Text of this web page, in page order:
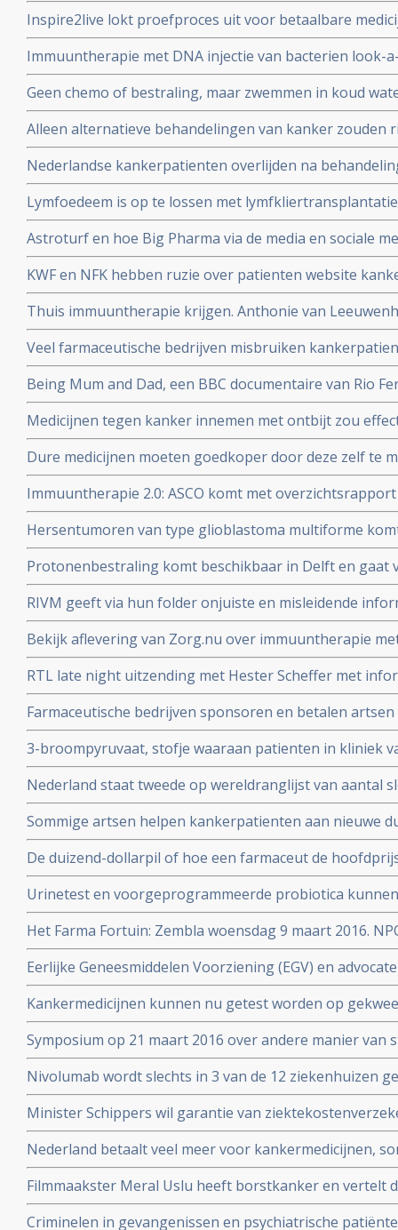
realiseren zich onvoldoende wat de verschillende
zijn
Inspire2live lokt proefproces uit voor betaalbare
patentrecht: wat gaat voor?
Immuuntherapie met DNA injectie van bacterien look-
melanomen geeft uitstekende resultaten in
activering van immuunsysteem
Geen chemo of bestraling, maar zwemmen in koud
kiezen voor niet toxische aanpak, door NRC
Alleen alternatieve behandelingen van kanker zouden
hoger maken dan reguliere behandelingen.
Nederlandse kankerpatienten overlijden na
Ross in Bracht Duitsland.
Lymfoedeem is op te lossen met
borstkankerpatient Mirjam Bosgraaf in de Volkskrant
Astroturf en hoe Big Pharma via de media en sociale
misleidt en manipuleert. Zie de TEDtalk van Sheryll
KWF en NFK hebben ruzie over patienten website
dupe te worden van machtstrijd aldus de Volkskrant
Thuis immuuntherapie krijgen. Anthonie van
met immuuntherapie voor longkankerpatienten
Veel farmaceutische bedrijven misbruiken
wetenschappelijk onderzoek, aldus kritisch rapport van
Being Mum and Dad, een BBC documentaire van Rio
Manchester United die zijn vrouw Rebecca verloor aan
Medicijnen tegen kanker innemen met ontbijt zou
dosering zou miljoenen kunnen besparen
Dure medicijnen moeten goedkoper door deze zelf te
Jan Schellens in de DWDD van 8 februari 2017
Immuuntherapie 2.0: ASCO komt met
ontwikkelingen bij kanker van afgelopen jaar en
Hersentumoren van type glioblastoma multiforme
voor terwijl laaggradige vormen van hersentumoren
mobiele telefoons?
Protonenbestraling komt beschikbaar in Delft en gaat
vergoed worden
RIVM geeft via hun folder onjuiste en misleidende
darmkankeronderzoek onder de Nederlandse
Bekijk aflevering van Zorg.nu over immuuntherapie
Schumacher d.d. 1 novermber 2016
RTL late night uitzending met Hester Scheffer met
irreversible electroporation
Farmaceutische bedrijven sponsoren en betalen
jaren. Onafhankelijkheid van artsen en
3-broompyruvaat, stofje waaraan patienten in kliniek
soms ook genezende behandeling voor uitgezaaide
Nederland staat tweede op wereldranglijst van aantal
Alcohol, roken, reflux - maagzuur en obesitas zijn
slokdarmkanker
Sommige artsen helpen kankerpatienten aan nieuwe
met een farmaceutisch bedrijf
De duizend-dollarpil of hoe een farmaceut de
genezend medicijn voor hepatitis-C
Urinetest en voorgeprogrammeerde probiotica
stadium opsporen volgens prof. dr. Sangeeta Bhatia
Het Farma Fortuin: Zembla woensdag 9 maart 2016.
medicijnen zo duur zijn en wie er allemaal aan
Eerlijke Geneesmiddelen Voorziening (EGV) en
zeer dubieuze rol door belangenverstrengeling in
dure medicijnen
Kankermedicijnen kunnen nu getest worden op
welke het beste aanslaat. Zie Hans Clevers met mooie
Symposium op 21 maart 2016 over andere manier van
patienten voor voeding en ziektes: Beyond RCT’s:
strategies in food and health
Nivolumab wordt slechts in 3 van de 12 ziekenhuizen
longkankerpatienten terwijl ze verplicht zijn dit wel te
Minister Schippers wil garantie van
dure medicijnen bij kanker.
Nederland betaalt veel meer voor kankermedicijnen,
andere landen blijkt uit vergelijkend onderzoek tussen
Filmmaakster Meral Uslu heeft borstkanker en vertelt
Kanker die wordt uitgezonden op maandag 30
Criminelen in gevangenissen en psychiatrische